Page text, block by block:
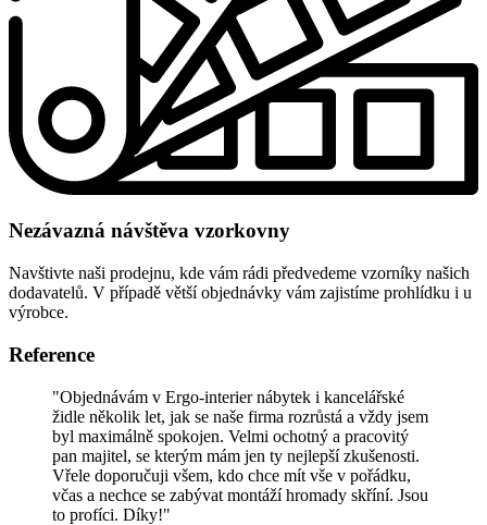
Nezávazná návštěva vzorkovny
Navštivte naši prodejnu, kde vám rádi předvedeme vzorníky našich
dodavatelů. V případě větší objednávky vám zajistíme prohlídku i u
výrobce.
Reference
"Objednávám v Ergo-interier nábytek i kancelářské
židle několik let, jak se naše firma rozrůstá a vždy jsem
byl maximálně spokojen. Velmi ochotný a pracovitý
pan majitel, se kterým mám jen ty nejlepší zkušenosti.
Vřele doporučuji všem, kdo chce mít vše v pořádku,
včas a nechce se zabývat montáží hromady skříní. Jsou
to profíci. Díky!"